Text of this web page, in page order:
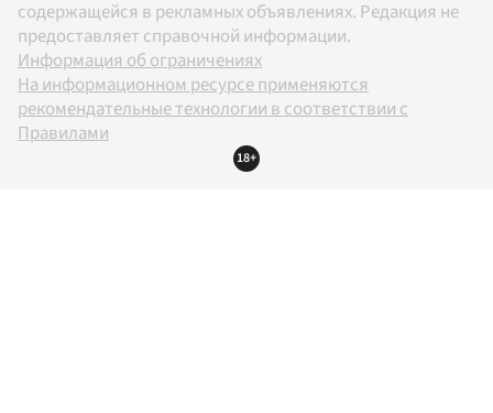
содержащейся в рекламных объявлениях. Редакция не
предоставляет справочной информации.
Информация об ограничениях
На информационном ресурсе применяются
рекомендательные технологии в соответствии с
Правилами
18+